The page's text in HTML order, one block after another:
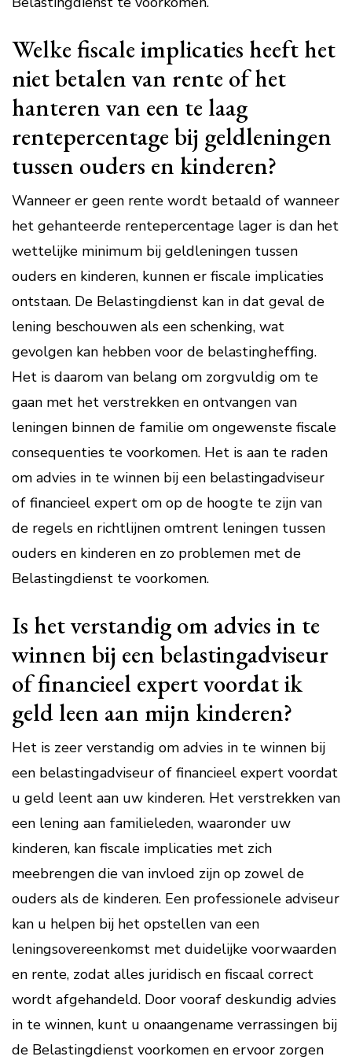
Welke fiscale implicaties heeft het
niet betalen van rente of het
hanteren van een te laag
rentepercentage bij geldleningen
tussen ouders en kinderen?
Wanneer er geen rente wordt betaald of wanneer
het gehanteerde rentepercentage lager is dan het
wettelijke minimum bij geldleningen tussen
ouders en kinderen, kunnen er fiscale implicaties
ontstaan. De Belastingdienst kan in dat geval de
lening beschouwen als een schenking, wat
gevolgen kan hebben voor de belastingheffing.
Het is daarom van belang om zorgvuldig om te
gaan met het verstrekken en ontvangen van
leningen binnen de familie om ongewenste fiscale
consequenties te voorkomen. Het is aan te raden
om advies in te winnen bij een belastingadviseur
of financieel expert om op de hoogte te zijn van
de regels en richtlijnen omtrent leningen tussen
ouders en kinderen en zo problemen met de
Belastingdienst te voorkomen.
Is het verstandig om advies in te
winnen bij een belastingadviseur
of financieel expert voordat ik
geld leen aan mijn kinderen?
Het is zeer verstandig om advies in te winnen bij
een belastingadviseur of financieel expert voordat
u geld leent aan uw kinderen. Het verstrekken van
een lening aan familieleden, waaronder uw
kinderen, kan fiscale implicaties met zich
meebrengen die van invloed zijn op zowel de
ouders als de kinderen. Een professionele adviseur
kan u helpen bij het opstellen van een
leningsovereenkomst met duidelijke voorwaarden
en rente, zodat alles juridisch en fiscaal correct
wordt afgehandeld. Door vooraf deskundig advies
in te winnen, kunt u onaangename verrassingen bij
de Belastingdienst voorkomen en ervoor zorgen